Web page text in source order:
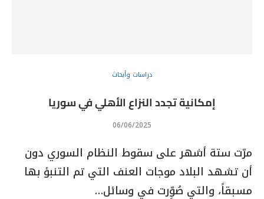
دراسات وأبحاث
إمكانية تجدد النزاع الأهلي في سوريا
06/06/2025
مرّت ستة أشهر على سقوط النظام السوري دون
أن تشهد البلاد موجات العنف التي تم التنبؤ بها
مسبقاً، والتي صُوِّرت في وسائل…